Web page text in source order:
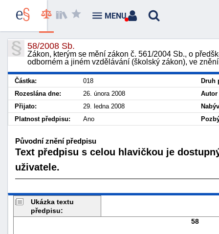
58/2008 Sb.
Zákon, kterým se mění zákon č. 561/2004 Sb., o
odborném a jiném vzdělávání (školský zákon), ve
Částka: 018
Druh
Rozeslána dne:
26. února 2008
Přijato:
29. ledna 2008
Platnost předpisu:
Ano
Původní znění předpisu
Text předpisu s celou hlavičkou je
uživatele.
Ukázka textu
předpisu:
58
MENU